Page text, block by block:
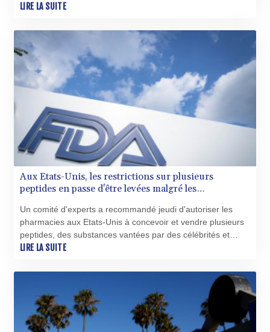
BIF 3449.11485
BMD 1.154295
BND 1.479784
BOB 13.958027
BRL 5.910221
BSD 1.15401
BTN 109.825872
BWP 15.607777
BYN 3.416732
BYR 22624.173581
BZD 2.320918
CAD 1.615637
CDF 2609.859744
CHF 0.93435
CLF 0.02672
CLP 1055.048443
COP 3672.942237
CUC 1.154295
CUP 30.588806
CVE 110.25684
an un puissant retour en force, sur fond de défiance
LIRE LA SUITE
Aux Etats-Unis, les restrictions sur plusieurs
peptides en passe d'être levées malgré les
Un comité d'experts a recommandé jeudi d'autoriser les
pharmacies aux Etats-Unis à concevoir et vendre plusieurs
peptides, des substances vantées par des célébrités et
influenceurs pour leurs supposés bienfaits thérapeutiques,
nombreux experts médicaux.
LIRE LA SUITE